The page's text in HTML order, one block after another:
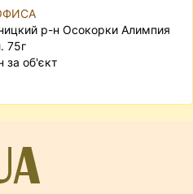
р-н Осокорки Алимпия
75г
за об'єкт